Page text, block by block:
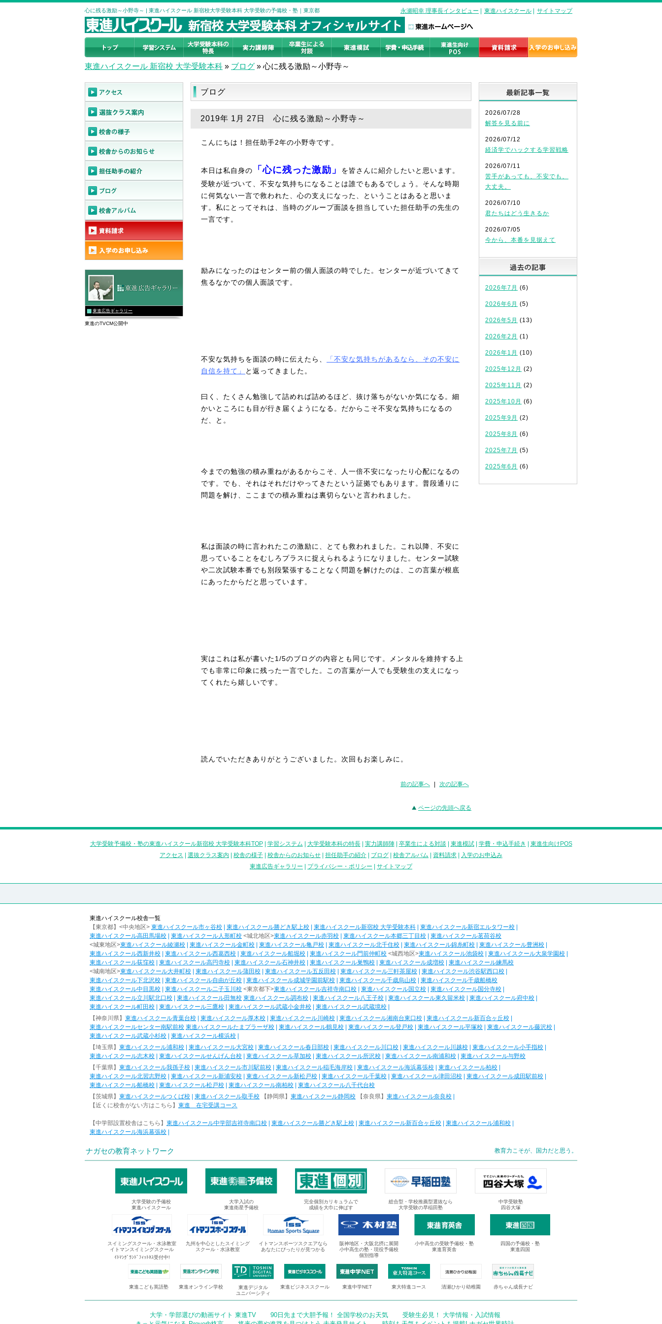
心に残る激励～小野寺～ | 東進ハイスクール 新宿校大学受験本科 大学受験の予備校・塾｜東京都 永瀬昭幸 理事長インタビュー 東進ハイスクール サイトマップ
東進ハイスクール 新宿校 大学受験本科 » ブログ » 心に残る激励～小野寺～
ブログ
2019年 1月 27日 心に残る激励～小野寺～
こんにちは！担任助手2年の小野寺です。
本日は私自身の 「心に残った激励」
を皆さんに紹介したいと思います。
受験が近づいて、不安な気持ちになることは誰でもあるでしょう。そんな時期
に何気ない一言で救われた、心の支えになった、ということはあると思いま
す。私にとってそれは、当時のグループ面談を担当していた担任助手の先生の
一言です。
励みになったのはセンター前の個人面談の時でした。センターが近づいてきて
焦るなかでの個人面談です。
不安な気持ちを面談の時に伝えたら、
「不安な気持ちがあるなら、その不安に
自信を持て」
と返ってきました。
曰く、たくさん勉強して詰めれば詰めるほど、抜け落ちがないか気になる。細
かいところにも目が行き届くようになる。だからこそ不安な気持ちになるの
だ、と。
今までの勉強の積み重ねがあるからこそ、人一倍不安になったり心配になるの
です。でも、それはそれだけやってきたという証拠でもあります。普段通りに
問題を解け、ここまでの積み重ねは裏切らないと言われました。
私は面談の時に言われたこの激励に、とても救われました。これ以降、不安に
思っていることをむしろプラスに捉えられるようになりました。センター試験
や二次試験本番でも別段緊張することなく問題を解けたのは、この言葉が根底
にあったからだと思っています。
実はこれは私が書いた1/5のブログの内容とも同じです。メンタルを維持する上
でも非常に印象に残った一言でした。この言葉が一人でも受験生の支えになっ
てくれたら嬉しいです。
読んでいただきありがとうございました。次回もお楽しみに。
前の記事へ 次の記事へ
ページの先頭へ戻る
2026/07/28
解答を見る前に
2026/07/12
経済学でハックする学習戦略
2026/07/11
苦手があっても、不安でも、
大丈夫。
2026/07/10
君たちはどう生きるか
2026/07/05
今から、本番を見据えて
2026年7月 (6)
2026年6月 (5)
2026年5月 (13)
2026年2月 (1)
2026年1月 (10)
2025年12月 (2)
2025年11月 (2)
2025年10月 (6)
2025年9月 (2)
2025年8月 (6)
2025年7月 (5)
2025年6月 (6)
東進広告ギャラリー
東進のTVCM公開中
大学受験予備校・塾の東進ハイスクール新宿校 大学受験本科TOP| 学習システム 大学受験本科の特長| 実力講師陣| 卒業生による対談 東進模試| 学費・申込手続き
東進生向けPOS
アクセス
選抜クラス案内 校舎の様子 校舎からのお知らせ 担任助手の紹介 ブログ 校舎アルバム 資料請求
入学のお申込み
東進広告ギャラリー
プライバシー・ポリシー サイトマップ
東進ハイスクール校舎一覧
【東京都】<中央地区> 東進ハイスクール市ヶ谷校 東進ハイスクール勝どき駅上校 東進ハイスクール新宿校 大学受験本科 東進ハイスクール新宿エルタワー校
東進ハイスクール高田馬場校
東進ハイスクール人形町校 <城北地区>東進ハイスクール赤羽校 東進ハイスクール本郷三丁目校
東進ハイスクール茗荷谷校
<城東地区>東進ハイスクール綾瀬校 東進ハイスクール金町校 東進ハイスクール亀戸校 東進ハイスクール北千住校 東進ハイスクール錦糸町校 東進ハイスクール豊洲校
東進ハイスクール西新井校
東進ハイスクール西葛西校 東進ハイスクール船堀校 東進ハイスクール門前仲町校 <城西地区>東進ハイスクール池袋校 東進ハイスクール大泉学園校
東進ハイスクール荻窪校
東進ハイスクール高円寺校 東進ハイスクール石神井校 東進ハイスクール巣鴨校 東進ハイスクール成増校
東進ハイスクール練馬校
<城南地区>東進ハイスクール大井町校 東進ハイスクール蒲田校 東進ハイスクール五反田校 東進ハイスクール三軒茶屋校 東進ハイスクール渋谷駅西口校
東進ハイスクール下北沢校
東進ハイスクール自由が丘校 東進ハイスクール成城学園前駅校 東進ハイスクール千歳烏山校
東進ハイスクール千歳船橋校
東進ハイスクール中目黒校
東進ハイスクール二子玉川校 <東京都下>東進ハイスクール吉祥寺南口校 東進ハイスクール国立校 東進ハイスクール国分寺校
東進ハイスクール立川駅北口校
東進ハイスクール田無校 東進ハイスクール調布校 東進ハイスクール八王子校 東進ハイスクール東久留米校 東進ハイスクール府中校
東進ハイスクール町田校
東進ハイスクール三鷹校 東進ハイスクール武蔵小金井校 東進ハイスクール武蔵境校
【神奈川県】 東進ハイスクール青葉台校 東進ハイスクール厚木校 東進ハイスクール川崎校 東進ハイスクール湘南台東口校 東進ハイスクール新百合ヶ丘校
東進ハイスクールセンター南駅前校 東進ハイスクールたまプラーザ校 東進ハイスクール鶴見校 東進ハイスクール登戸校 東進ハイスクール平塚校 東進ハイスクール藤沢校
東進ハイスクール武蔵小杉校
東進ハイスクール横浜校
【埼玉県】 東進ハイスクール浦和校 東進ハイスクール大宮校 東進ハイスクール春日部校 東進ハイスクール川口校 東進ハイスクール川越校 東進ハイスクール小手指校
東進ハイスクール志木校
東進ハイスクールせんげん台校 東進ハイスクール草加校 東進ハイスクール所沢校 東進ハイスクール南浦和校
東進ハイスクール与野校
【千葉県】 東進ハイスクール我孫子校 東進ハイスクール市川駅前校 東進ハイスクール稲毛海岸校 東進ハイスクール海浜幕張校 東進ハイスクール柏校
東進ハイスクール北習志野校
東進ハイスクール新浦安校 東進ハイスクール新松戸校 東進ハイスクール千葉校 東進ハイスクール津田沼校 東進ハイスクール成田駅前校
東進ハイスクール船橋校
東進ハイスクール松戸校 東進ハイスクール南柏校
東進ハイスクール八千代台校
【茨城県】 東進ハイスクールつくば校 東進ハイスクール取手校 【静岡県】 東進ハイスクール静岡校 【奈良県】 東進ハイスクール奈良校
【近くに校舎がない方はこちら】 東進 在宅受講コース
【中学部設置校舎はこちら】 東進ハイスクール中学部吉祥寺南口校 東進ハイスクール勝どき駅上校 東進ハイスクール新百合ヶ丘校 東進ハイスクール浦和校
東進ハイスクール海浜幕張校
ナガセの教育ネットワーク 教育力こそが、国力だと思う。
大学受験の予備校
東進ハイスクール
大学入試の
東進衛星予備校
完全個別カリキュラムで
成績を大巾に伸ばす
総合型・学校推薦型選抜なら
大学受験の早稲田塾
中学受験塾
四谷大塚
スイミングスクール・水泳教室
イトマンスイミングスクール
ｲﾄﾏﾝｸﾞﾗﾝﾄﾞﾌｨｯﾄﾈｽ受付中!
九州を中心としたスイミング
スクール・水泳教室
イトマンスポーツスクエアなら
あなたにぴったりが見つかる
阪神地区・大阪北摂に展開
小中高生の塾・現役予備校
個別指導
小中高生の受験予備校・塾
東進育英舎
四国の予備校・塾
東進四国
東進こども英語塾 東進オンライン学校
東進デジタル
ユニバーシティ
東進ビジネススクール 東進中学NET 東大特進コース 清瀬ひかり幼稚園 赤ちゃん成長ナビ
大学・学部選びの動画サイト 東進TV 90日先まで大胆予報！ 全国学校のお天気
受験生必見！ 大学情報・入試情報